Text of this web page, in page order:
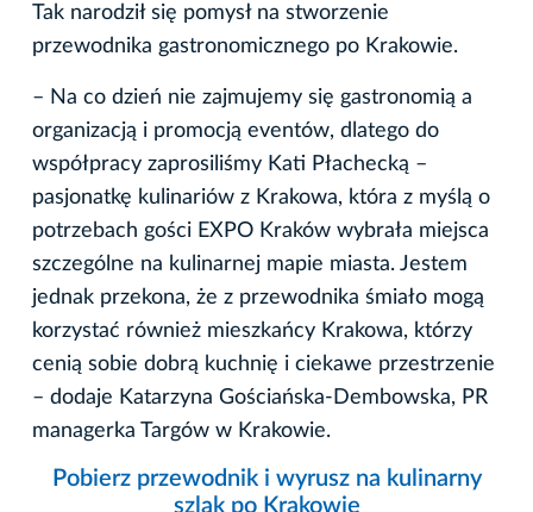
Tak narodził się pomysł na stworzenie
przewodnika gastronomicznego po Krakowie.
– Na co dzień nie zajmujemy się gastronomią a
organizacją i promocją eventów, dlatego do
współpracy zaprosiliśmy Kati Płachecką –
pasjonatkę kulinariów z Krakowa, która z myślą o
potrzebach gości EXPO Kraków wybrała miejsca
szczególne na kulinarnej mapie miasta. Jestem
jednak przekona, że z przewodnika śmiało mogą
korzystać również mieszkańcy Krakowa, którzy
cenią sobie dobrą kuchnię i ciekawe przestrzenie
– dodaje Katarzyna Gościańska-Dembowska, PR
managerka Targów w Krakowie.
Pobierz przewodnik i wyrusz na kulinarny
szlak po Krakowie